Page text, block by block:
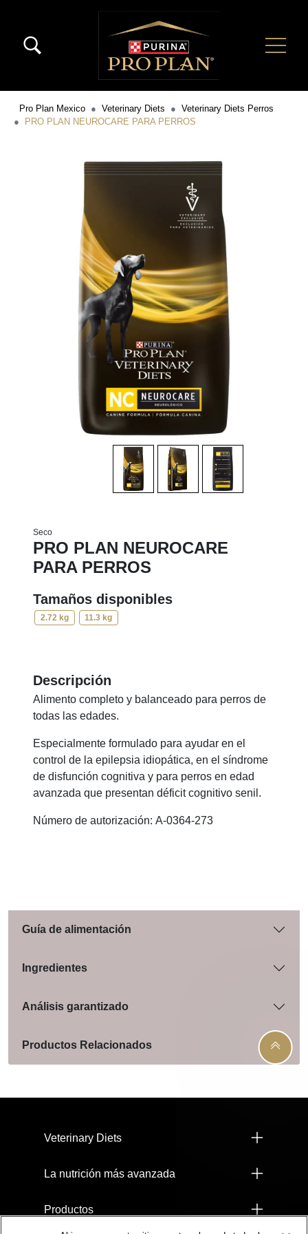
Menú Secundario Pro Plan
Menú Principal Pro Plan
Pro Plan Mexico Veterinary Diets
Veterinary Diets Perros
PRO PLAN NEUROCARE PARA PERROS
Seco
PRO PLAN NEUROCARE
PARA PERROS
Tamaños disponibles
2.72 kg 11.3 kg
Descripción
Alimento completo y balanceado para perros de
todas las edades.
Especialmente formulado para ayudar en el
control de la epilepsia idiopática, en el síndrome
de disfunción cognitiva y para perros en edad
avanzada que presentan déficit cognitivo senil.
Número de autorización: A-0364-273
Guía de alimentación
Ingredientes
Análisis garantizado
Productos Relacionados
Veterinary Diets
La nutrición más avanzada
Productos